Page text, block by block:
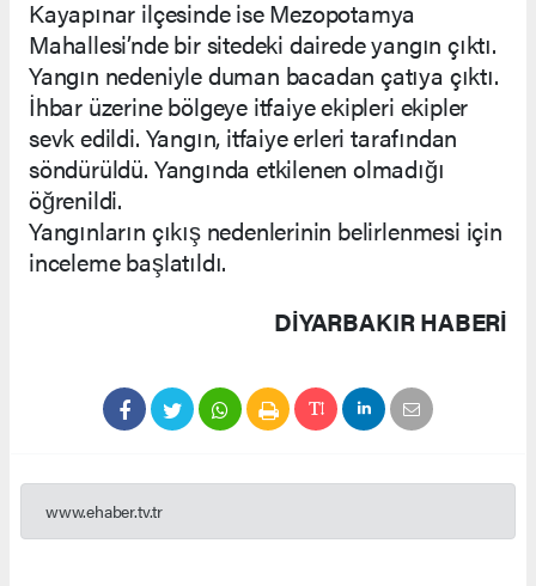
Kayapınar ilçesinde ise Mezopotamya
Mahallesi’nde bir sitedeki dairede yangın çıktı.
Yangın nedeniyle duman bacadan çatıya çıktı.
İhbar üzerine bölgeye itfaiye ekipleri ekipler
sevk edildi. Yangın, itfaiye erleri tarafından
söndürüldü. Yangında etkilenen olmadığı
öğrenildi.
Yangınların çıkış nedenlerinin belirlenmesi için
inceleme başlatıldı.
DIYARBAKIR HABERİ
www.ehaber.tv.tr